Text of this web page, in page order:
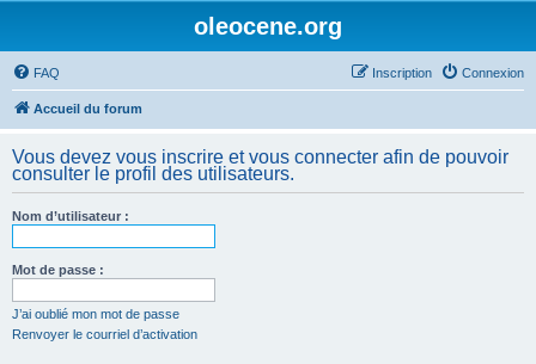
oleocene.org
FAQ Connexion
Inscription
Accueil du forum
Vous devez vous inscrire et vous connecter afin de pouvoir
consulter le profil des utilisateurs.
Nom d’utilisateur :
Mot de passe :
J’ai oublié mon mot de passe
Renvoyer le courriel d’activation